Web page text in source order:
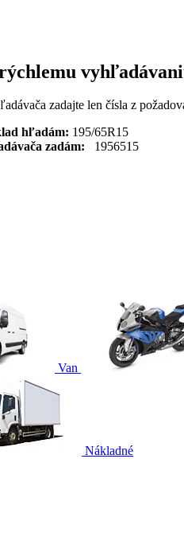
zadajte len čísla z
hľadám: 195/65R15
zadám: 1956515
Van
Nákladné